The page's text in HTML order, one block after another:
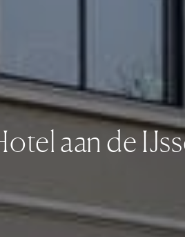
aan de